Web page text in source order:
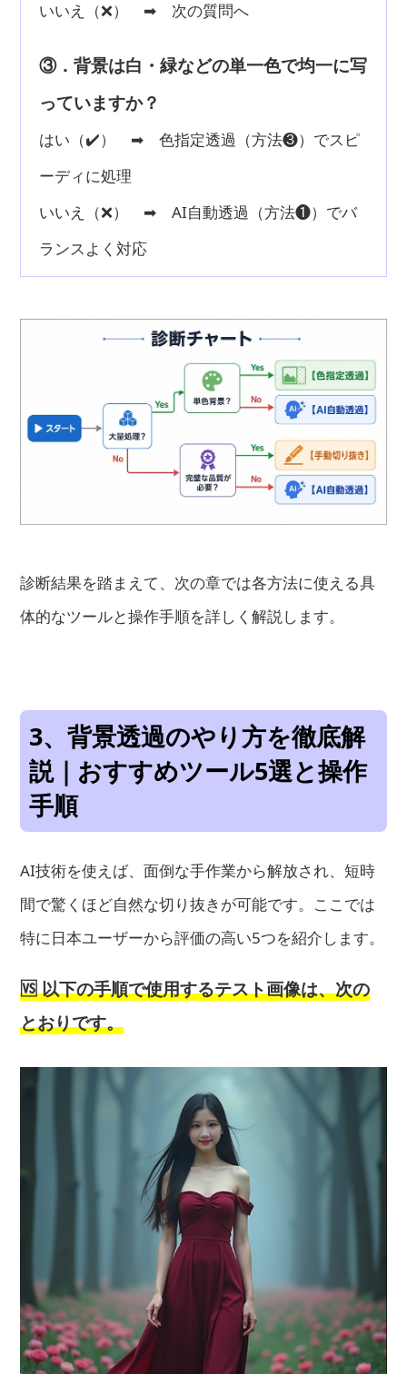
いいえ（❌） ➡ 次の質問へ
③．背景は白・緑などの単一色で均一に写
っていますか？
はい（✔️） ➡ 色指定透過（方法❸）でスピ
ーディに処理
いいえ（❌） ➡ AI自動透過（方法❶）でバ
ランスよく対応
診断結果を踏まえて、次の章では各方法に使える具
体的なツールと操作手順を詳しく解説します。
3、背景透過のやり方を徹底解
説｜おすすめツール5選と操作
手順
AI技術を使えば、面倒な手作業から解放され、短時
間で驚くほど自然な切り抜きが可能です。ここでは
特に日本ユーザーから評価の高い5つを紹介します。
🆚 以下の手順で使用するテスト画像は、次の
とおりです。